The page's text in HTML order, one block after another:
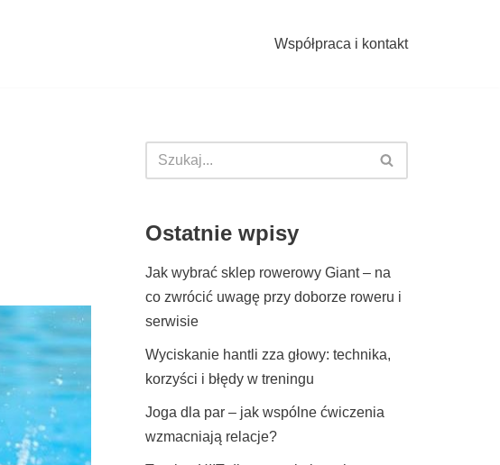
Współpraca i kontakt
Ostatnie wpisy
Jak wybrać sklep rowerowy Giant – na
co zwrócić uwagę przy doborze roweru i
serwisie
Wyciskanie hantli zza głowy: technika,
korzyści i błędy w treningu
Joga dla par – jak wspólne ćwiczenia
wzmacniają relacje?